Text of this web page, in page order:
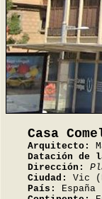
Casa
Arquitecto:
Datación de
Dirección:
Ciudad:
Vic
País:
España